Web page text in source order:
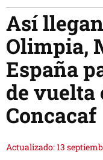
Así
Olimpia,
España
de vuelta
Concacaf
Actualizado: 13